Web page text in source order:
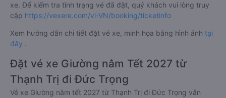
xe. Để kiểm tra tình trạng vé đã đặt, quý khách vui lòng truy
cập https://vexere.com/vi-VN/booking/ticketinfo
Xem hướng dẫn chi tiết đặt vé xe, minh họa bằng hình ảnh tại
đây .
Đặt vé xe Giường nằm Tết 2027 từ
Thạnh Trị đi Đức Trọng
Vé xe Giường nằm tết 2027 từ Thạnh Trị đi Đức Trọng vẫn